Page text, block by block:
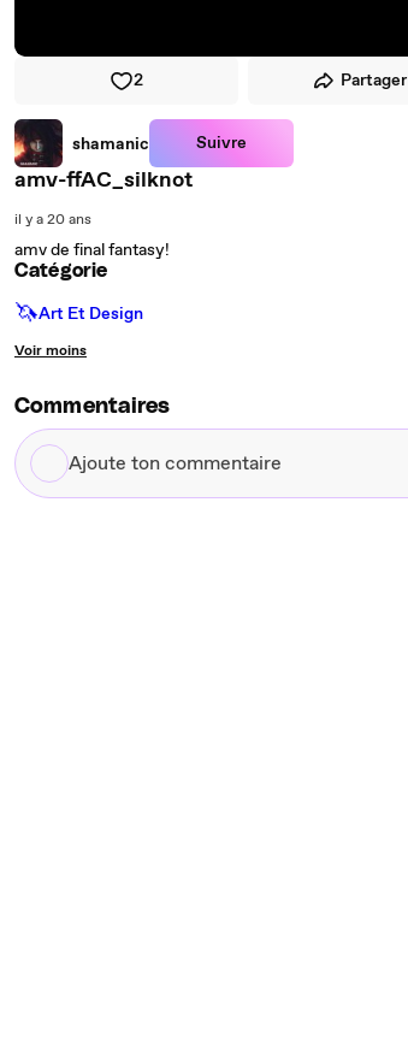
2 Partager
shamanic Suivre
amv-ffAC_silknot
il y a 20 ans
amv de final fantasy!
Catégorie
🦄Art Et Design
Voir moins
Commentaires
Ajoute
ton